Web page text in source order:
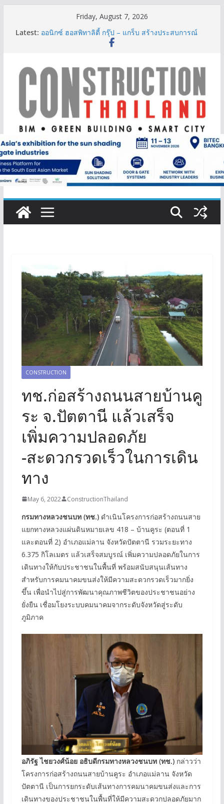
Friday, August 7, 2026
Latest: ออนิกซ์ ฮอสพิทาลิตี้ กรุ๊ป – แกร็บ สร้างประสบการณ์
การเดินทางที่สะดวกยิ่งขึ้น ภายใต้แนวคิด “More of
Construction & Mining” ขับเคลื่อนอุตสาหกรรม
ก่อสร้างและเหมืองแร่สู่สังคมคาร์บอนต่ำอย่างยั่งยืน
ลลิล พร็อพเพอร์ตี้ ก้าวสู่ปีที่ 40 ยึดลูกค้าเป็นศูนย์กลาง
เดินหน้าสร้างการเติบโตอย่างยั่งยืน
IHG Hotels & Resorts เปิดตัว ฮอลิเดย์ อินน์ เอ็กซ์เพรส
ผู้เชี่ยวชาญด้านวิศวกรรมโครงสร้างเสนอแผนปฏิรูป
มาตรฐานตั้งแต่การออกแบบถึงการตรวจสอบอาคารไทย
รับมือแผ่นดินไหว
CONSTRUCTION
ทช.ก่อสร้างถนนสายบ้านคู
ระ จ.ปัตตานี แล้วเสร็จ
เพิ่มความปลอดภัย
-สะดวกรวดเร็วในการเดิน
ทาง
May 6, 2022 ConstructionThailand
กรมทางหลวงชนบท (ทช.) ดำเนินโครงการก่อสร้างถนนสาย
แยกทางหลวงแผ่นดินหมายเลข 418 – บ้านคูระ (ตอนที่ 1
และตอนที่ 2) อำเภอแม่ลาน จังหวัดปัตตานี รวมระยะทาง
6.375 กิโลเมตร แล้วเสร็จสมบูรณ์ เพิ่มความปลอดภัยในการ
เดินทางให้กับประชาชนในพื้นที่ พร้อมสนับสนุนเส้นทาง
สำหรับการคมนาคมขนส่งให้มีความสะดวกรวดเร็วมากยิ่ง
ขึ้น เพื่อนำไปสู่การพัฒนาคุณภาพชีวิตของประชาชนอย่าง
ยั่งยืน เชื่อมโยงระบบคมนาคมจากระดับจังหวัดสู่ระดับ
ภูมิภาค
อภิรัฐ ไชยวงศ์น้อย อธิบดีกรมทางหลวงชนบท (ทช.) กล่าวว่า
โครงการก่อสร้างถนนสายบ้านคูระ อำเภอแม่ลาน จังหวัด
ปัตตานี เป็นการยกระดับเส้นทางการคมนาคมขนส่งและการ
เดินทางของประชาชนในพื้นที่ให้มีความสะดวกปลอดภัยมาก